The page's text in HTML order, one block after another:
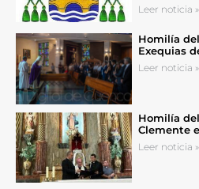
Leer noticia »
Homilía
Exequias
Leer noticia »
Homilía
Clemente
Leer noticia »